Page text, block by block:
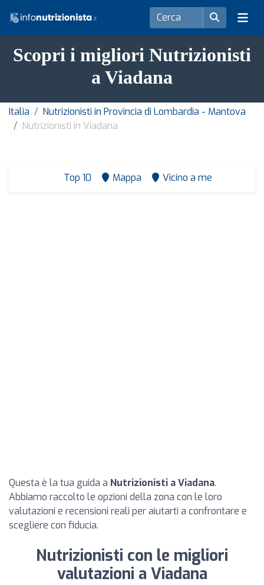
Scopri i migliori Nutrizionisti
a Viadana
Italia
Nutrizionisti in Provincia di Lombardia - Mantova
Nutrizionisti in Viadana
Top 10 Mappa Vicino a me
Questa è la tua guida a Nutrizionisti a Viadana.
Abbiamo raccolto le opzioni della zona con le loro
valutazioni e recensioni reali per aiutarti a confrontare e
scegliere con fiducia.
Nutrizionisti con le migliori
valutazioni a Viadana